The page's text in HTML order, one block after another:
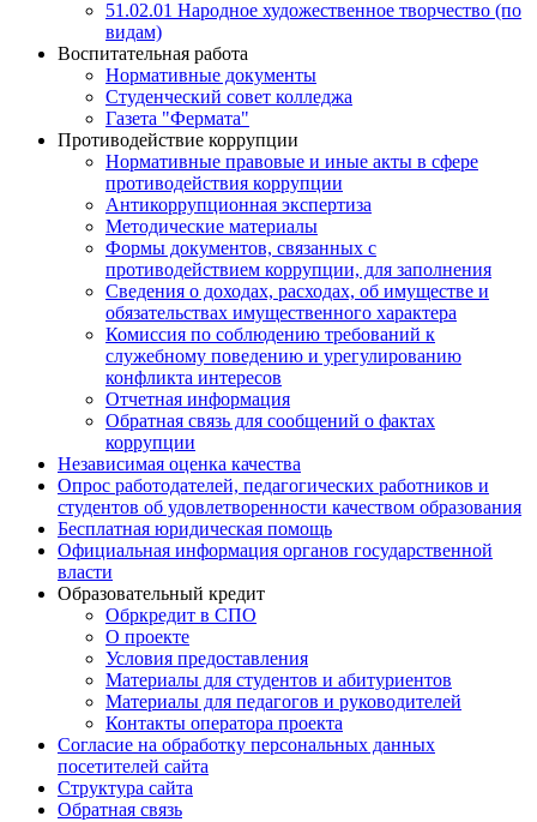
51.02.01 Народное художественное творчество (по
видам)
Воспитательная работа
Нормативные документы
Студенческий совет колледжа
Газета "Фермата"
Противодействие коррупции
Нормативные правовые и иные акты в сфере
противодействия коррупции
Антикоррупционная экспертиза
Методические материалы
Формы документов, связанных с
противодействием коррупции, для заполнения
Сведения о доходах, расходах, об имуществе и
обязательствах имущественного характера
Комиссия по соблюдению требований к
служебному поведению и урегулированию
конфликта интересов
Отчетная информация
Обратная связь для сообщений о фактах
коррупции
Независимая оценка качества
Опрос работодателей, педагогических работников и
студентов об удовлетворенности качеством образования
Бесплатная юридическая помощь
Официальная информация органов государственной
власти
Образовательный кредит
Обркредит в СПО
О проекте
Условия предоставления
Материалы для студентов и абитуриентов
Материалы для педагогов и руководителей
Контакты оператора проекта
Согласие на обработку персональных данных
посетителей сайта
Структура сайта
Обратная связь